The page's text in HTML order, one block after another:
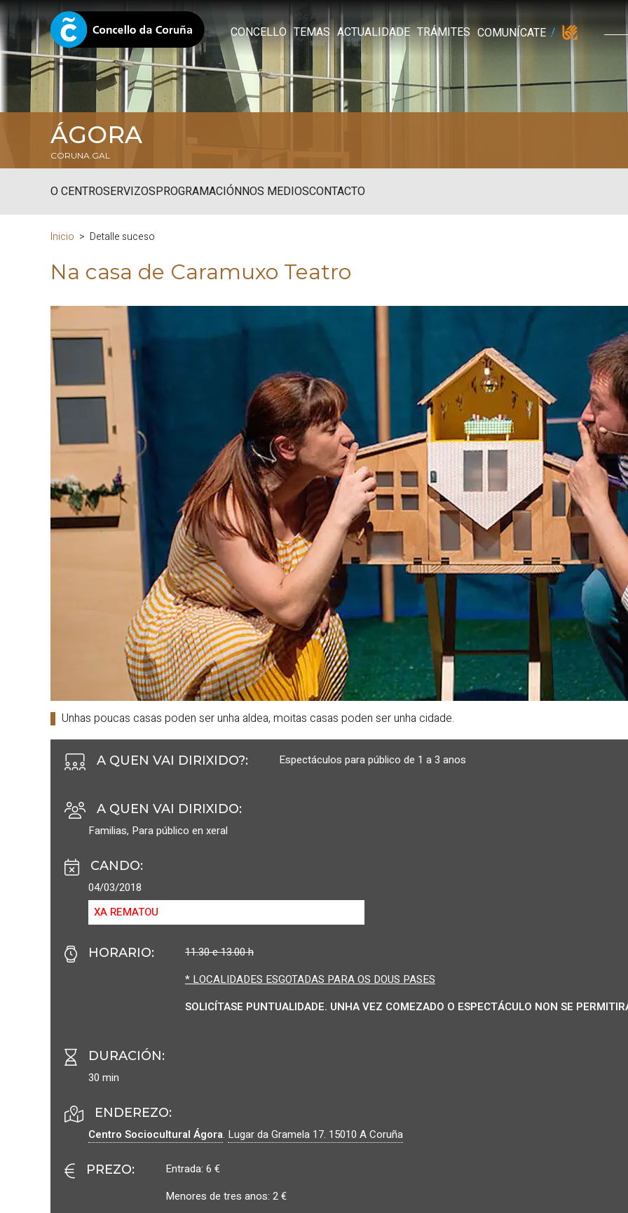
CONCELLO TEMAS ACTUALIDADE TRÁMITES COMUNÍCATE
ÁGORA
CORUNA.GAL
O CENTROSERVIZOSPROGRAMACIÓNNOS MEDIOSCONTACTO
Inicio Detalle suceso
Na casa de Caramuxo Teatro
Unhas poucas casas poden ser unha aldea, moitas casas poden ser unha cidade.
A QUEN VAI DIRIXIDO?: Espectáculos para público de 1 a 3 anos
A QUEN VAI DIRIXIDO:
Familias, Para público en xeral
CANDO:
04/03/2018
XA REMATOU
HORARIO:
11.30 e 13.00 h
* LOCALIDADES ESGOTADAS PARA OS DOUS PASES
SOLICÍTASE PUNTUALIDADE. UNHA VEZ COMEZADO O ESPECTÁCULO NON SE
DURACIÓN:
30 min
ENDEREZO:
Centro Sociocultural Ágora. Lugar da Gramela 17. 15010 A Coruña
PREZO:
Entrada: 6 €
Menores de tres anos: 2 €